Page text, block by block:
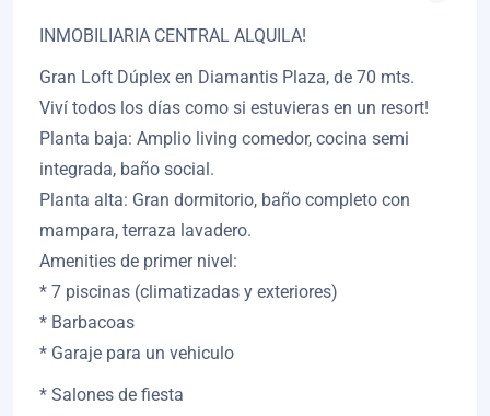
INMOBILIARIA CENTRAL ALQUILA!
Gran Loft Dúplex en Diamantis Plaza, de 70 mts.
Viví todos los días como si estuvieras en un resort!
Planta baja: Amplio living comedor, cocina semi
integrada, baño social.
Planta alta: Gran dormitorio, baño completo con
mampara, terraza lavadero.
Amenities de primer nivel:
* 7 piscinas (climatizadas y exteriores)
* Barbacoas
* Garaje para un vehiculo
* Salones de fiesta